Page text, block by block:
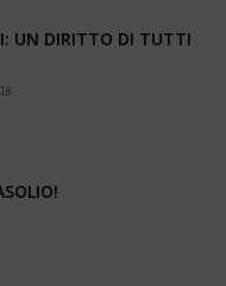
UN DIRITTO DI TUTTI